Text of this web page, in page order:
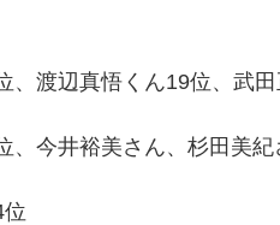
、渡辺真悟くん19位、武田
、今井裕美さん、杉田美紀